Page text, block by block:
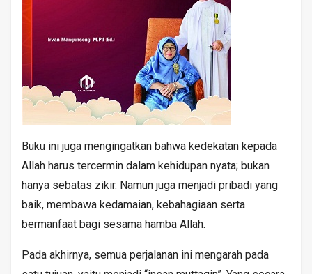
Buku ini juga mengingatkan bahwa kedekatan kepada
Allah harus tercermin dalam kehidupan nyata; bukan
hanya sebatas zikir. Namun juga menjadi pribadi yang
baik, membawa kedamaian, kebahagiaan serta
bermanfaat bagi sesama hamba Allah.
Pada akhirnya, semua perjalanan ini mengarah pada